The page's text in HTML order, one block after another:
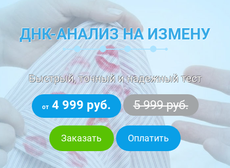
ДНК-АНАЛИЗ НА ИЗМЕНУ
Быстрый, точный и надежный тест
от4 999 руб. 5 999 руб.
Заказать Оплатить